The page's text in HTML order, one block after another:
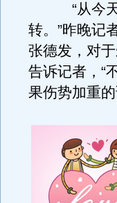
“从今天的
转。”昨晚记
张德发，对
告诉记者，“
果伤势加重的